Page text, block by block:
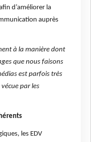
d’améliorer la
auprès
à la manière dont
que nous faisons
est parfois très
par les
les EDV